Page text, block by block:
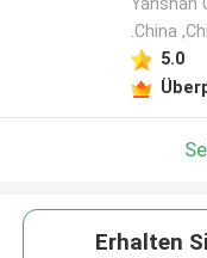
.China
5.0
Erhalten